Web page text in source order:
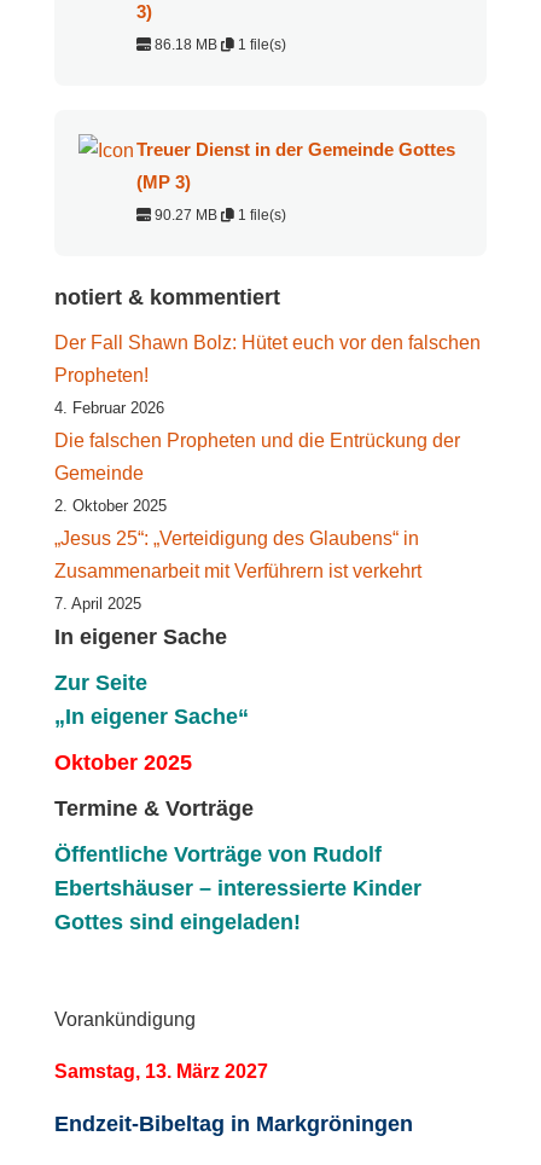
3)
86.18 MB 1 file(s)
Treuer Dienst in der Gemeinde Gottes
(MP 3)
90.27 MB 1 file(s)
notiert & kommentiert
Der Fall Shawn Bolz: Hütet euch vor den falschen
Propheten!
4. Februar 2026
Die falschen Propheten und die Entrückung der
Gemeinde
2. Oktober 2025
„Jesus 25“: „Verteidigung des Glaubens“ in
Zusammenarbeit mit Verführern ist verkehrt
7. April 2025
In eigener Sache
Zur Seite
„In eigener Sache“
Oktober 2025
Termine & Vorträge
Öffentliche Vorträge von Rudolf
Ebertshäuser – interessierte Kinder
Gottes sind eingeladen!
Vorankündigung
Samstag, 13. März 2027
Endzeit-Bibeltag in Markgröningen